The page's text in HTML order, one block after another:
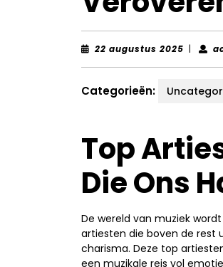
22 augustus 2025 22|
Categorieën:
Top
Die Ons
De wereld van muziek
artiesten die boven de rest
charisma. Deze top
een muzikale reis vol